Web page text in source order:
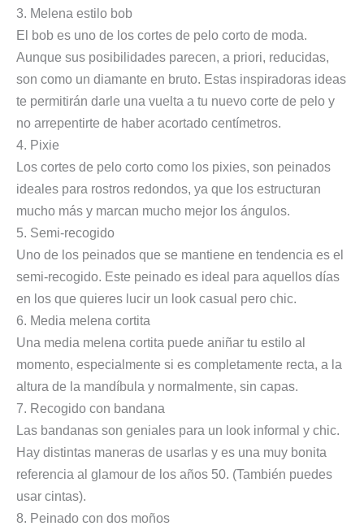
3. Melena estilo bob
El bob es uno de los cortes de pelo corto de moda.
Aunque sus posibilidades parecen, a priori, reducidas,
son como un diamante en bruto. Estas inspiradoras ideas
te permitirán darle una vuelta a tu nuevo corte de pelo y
no arrepentirte de haber acortado centímetros.
4. Pixie
Los cortes de pelo corto como los pixies, son peinados
ideales para rostros redondos, ya que los estructuran
mucho más y marcan mucho mejor los ángulos.
5. Semi-recogido
Uno de los peinados que se mantiene en tendencia es el
semi-recogido. Este peinado es ideal para aquellos días
en los que quieres lucir un look casual pero chic.
6. Media melena cortita
Una media melena cortita puede aniñar tu estilo al
momento, especialmente si es completamente recta, a la
altura de la mandíbula y normalmente, sin capas.
7. Recogido con bandana
Las bandanas son geniales para un look informal y chic.
Hay distintas maneras de usarlas y es una muy bonita
referencia al glamour de los años 50. (También puedes
usar cintas).
8. Peinado con dos moños